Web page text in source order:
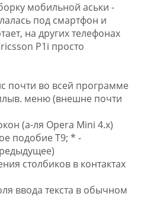
мобильной аськи -
под смартфон и
на других телефонах
P1i просто
почти во всей программе
меню (внешне почти
(а-ля Opera Mini 4.x)
подобие Т9; * -
столбиков в контактах
ввода текста в обычном